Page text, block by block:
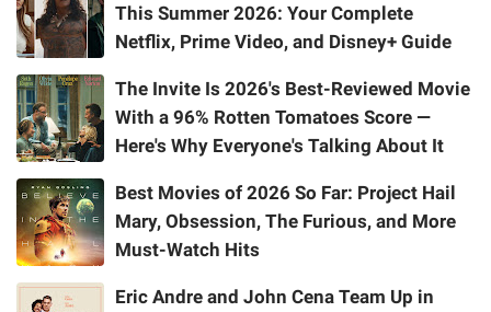
This Summer 2026: Your Complete
Netflix, Prime Video, and Disney+ Guide
The Invite Is 2026's Best-Reviewed Movie
With a 96% Rotten Tomatoes Score —
Here's Why Everyone's Talking About It
Best Movies of 2026 So Far: Project Hail
Mary, Obsession, The Furious, and More
Must-Watch Hits
Eric Andre and John Cena Team Up in